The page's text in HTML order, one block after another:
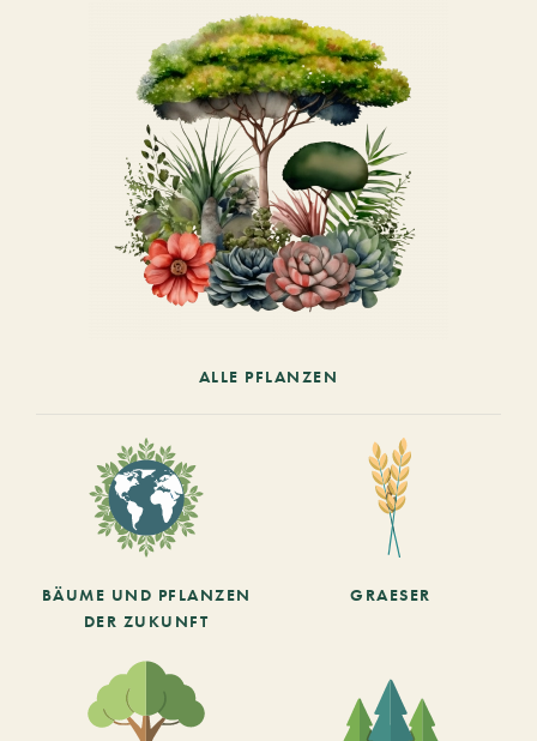
ALLE PFLANZEN
BÄUME UND PFLANZEN
DER ZUKUNFT
GRAESER